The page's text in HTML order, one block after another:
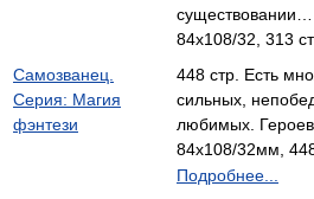
84x108/32, 313
Самозванец.
Серия: Магия
фэнтези
448 стр. Есть
сильных,
любимых.
84x108/32мм,
Подробнее...